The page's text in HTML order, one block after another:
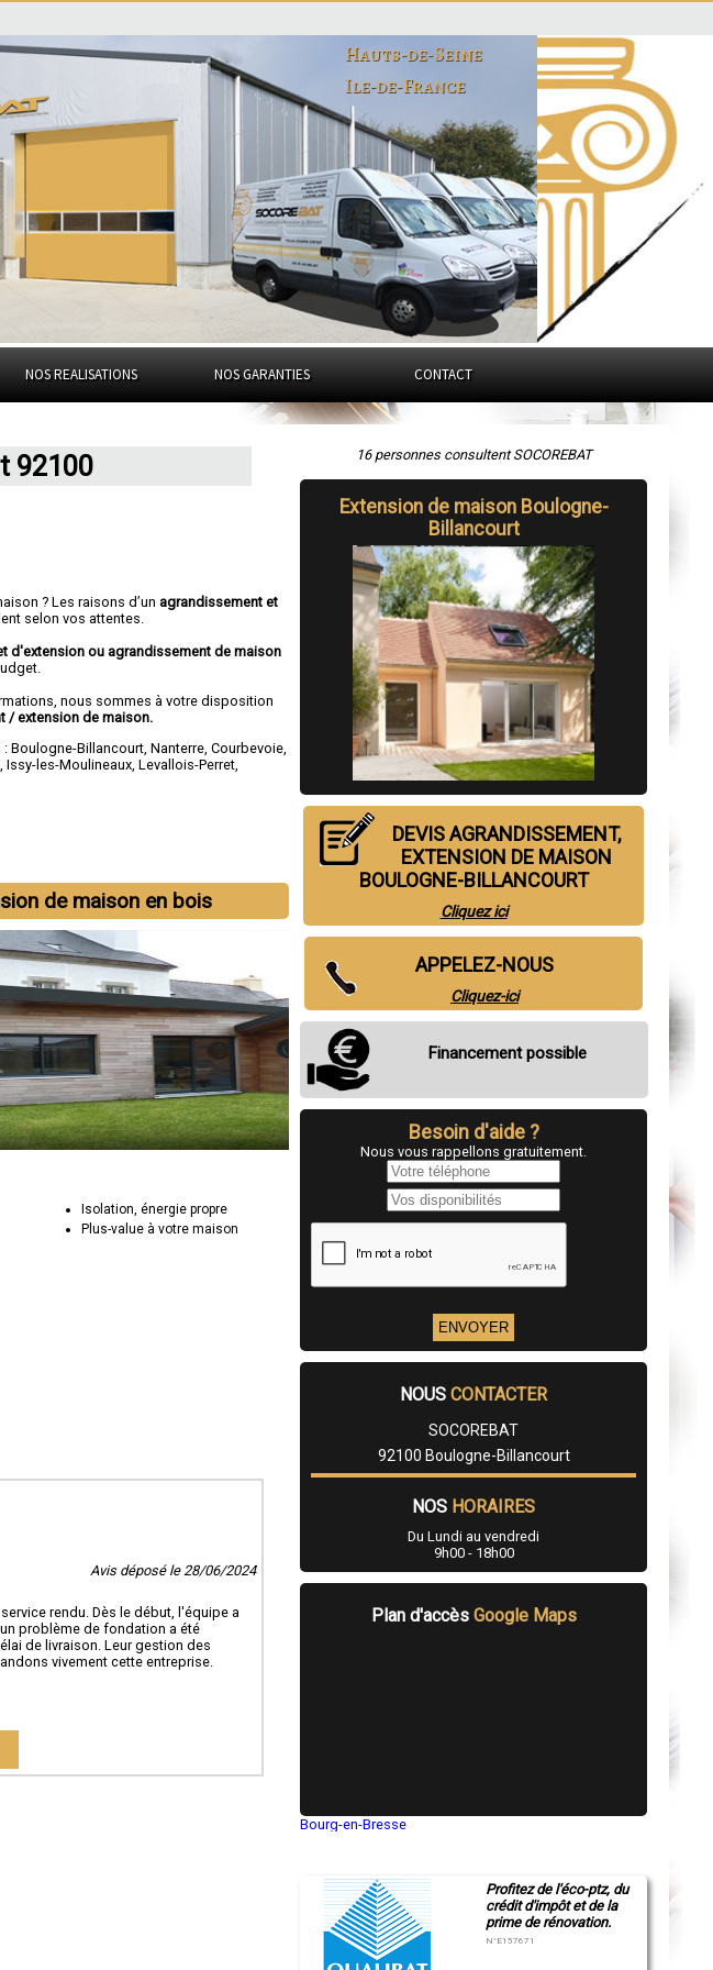
Hauts-de-Seine
Ile-de-France
NOS REALISATIONS NOS GARANTIES CONTACT
92100
? Les raisons d’un agrandissement et
selon vos attentes.
d'extension ou agrandissement de maison
nous sommes à votre disposition
/ extension de maison.
:Boulogne-Billancourt ,Nanterre ,Courbevoie
,Issy-les-Moulineaux ,Levallois-Perret
de maison en bois
Isolation, énergie propre
Plus-value à votre maison
Avis déposé le 28/06/2024
rendu. Dès le début, l'équipe a
problème de fondation a été
de livraison. Leur gestion des
vivement cette entreprise.
16 personnes consultent SOCOREBAT
Extension de maison Boulogne-
Billancourt
DEVIS AGRANDISSEMENT,
EXTENSION DE MAISON
BOULOGNE-BILLANCOURT
Cliquez ici
APPELEZ-NOUS
Cliquez-ici
Financement possible
Besoin d'aide ?
Nous vous rappellons gratuitement.
NOUS CONTACTER
SOCOREBAT
92100 Boulogne-Billancourt
NOS HORAIRES
Du Lundi au vendredi
9h00 - 18h00
Plan d'accès Google Maps
Bourg-en-Bresse
Gap
Nice
Annonay
Charleville-Mézières
Profitez de l'éco-ptz, du
crédit d'impôt et de la
prime de rénovation.
N°E157671